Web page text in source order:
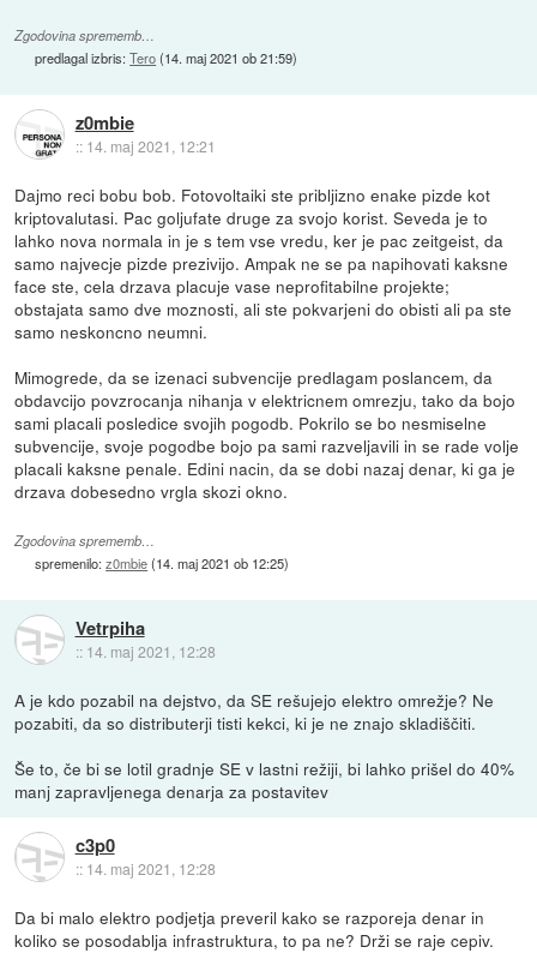
Zgodovina sprememb…
predlagal izbris:Tero(14. maj 2021 ob 21:59)
z0mbie
:: 14. maj 2021, 12:21
Dajmo reci bobu bob. Fotovoltaiki ste pribljizno enake pizde kot
kriptovalutasi. Pac goljufate druge za svojo korist. Seveda je to
lahko nova normala in je s tem vse vredu, ker je pac zeitgeist, da
samo najvecje pizde prezivijo. Ampak ne se pa napihovati kaksne
face ste, cela drzava placuje vase neprofitabilne projekte;
obstajata samo dve moznosti, ali ste pokvarjeni do obisti ali pa ste
samo neskoncno neumni.
Mimogrede, da se izenaci subvencije predlagam poslancem, da
obdavcijo povzrocanja nihanja v elektricnem omrezju, tako da bojo
sami placali posledice svojih pogodb. Pokrilo se bo nesmiselne
subvencije, svoje pogodbe bojo pa sami razveljavili in se rade volje
placali kaksne penale. Edini nacin, da se dobi nazaj denar, ki ga je
drzava dobesedno vrgla skozi okno.
Zgodovina sprememb…
spremenilo:z0mbie(14. maj 2021 ob 12:25)
Vetrpiha
:: 14. maj 2021, 12:28
A je kdo pozabil na dejstvo, da SE rešujejo elektro omrežje? Ne
pozabiti, da so distributerji tisti kekci, ki je ne znajo skladiščiti.
Še to, če bi se lotil gradnje SE v lastni režiji, bi lahko prišel do 40%
manj zapravljenega denarja za postavitev
c3p0
:: 14. maj 2021, 12:28
Da bi malo elektro podjetja preveril kako se razporeja denar in
koliko se posodablja infrastruktura, to pa ne? Drži se raje cepiv.